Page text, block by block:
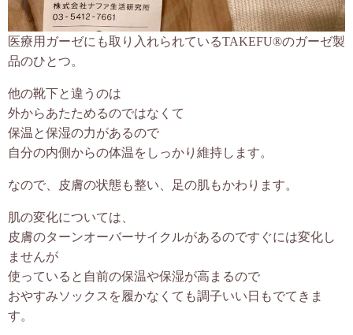
医療用ガーゼにも取り入れられているTAKEFU®︎のガーゼ製
品のひとつ。
他の靴下と違うのは
外からあたためるのではなくて
保温と保湿の力があるので
自分の内側からの体温をしっかり維持します。
なので、皮膚の状態も整い、足の肌もかわります。
肌の変化については、
皮膚のターンオーバーサイクルがあるのですぐには変化し
ませんが
使っていると自前の保温や保湿が高まるので
おやすみソックスを履かなくても調子いい日もでてきま
す。